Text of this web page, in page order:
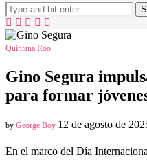
Quintana Roo
Gino Segura
para formar
by George Boy 12 de agosto de
En el marco del Día